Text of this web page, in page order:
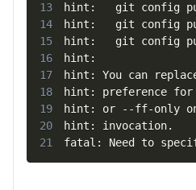
13
14
15
16
17
18
19
20
21
fatal: Need to